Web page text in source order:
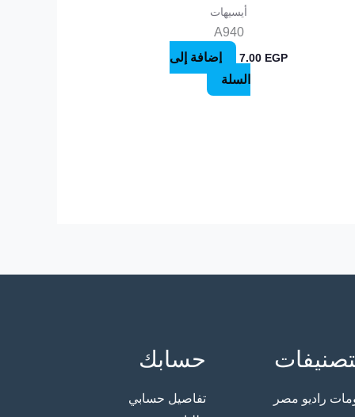
أيسيهات
A940
7.00 EGP
إضافة إلى
السلة
راديو مصر
حسابك
تفاصيل حسابي